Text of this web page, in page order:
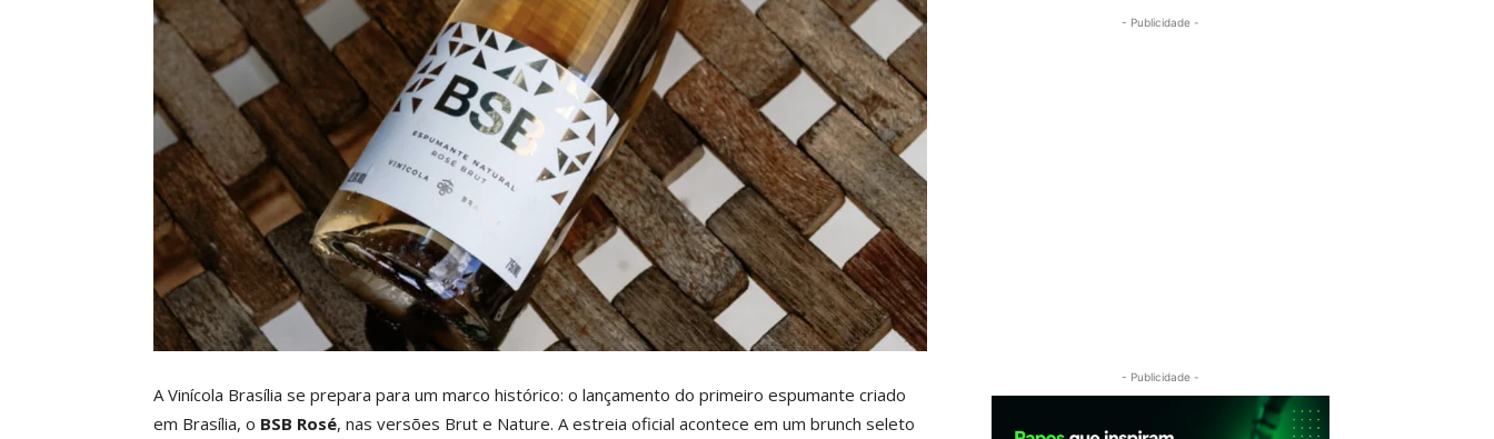
A Vinícola Brasília se prepara para um marco histórico: o lançamento do primeiro espumante criado
em Brasília, o BSB Rosé, nas versões Brut e Nature. A estreia oficial acontece em um brunch seleto
- Publicidade -
- Publicidade -